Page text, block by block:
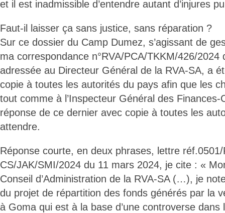
et il est inadmissible d’entendre autant d’injures
Faut-il laisser ça sans justice, sans réparation ?
Sur ce dossier du Camp Dumez, s’agissant de
ma correspondance n°RVA/PCA/TKKM/426/
adressée au Directeur Général de la RVA-SA, a
copie à toutes les autorités du pays afin que les
tout comme à l’Inspecteur Général des
réponse de ce dernier avec copie à toutes les
attendre.
Réponse courte, en deux phrases, lettre
CS/JAK/SMI/2024 du 11 mars 2024, je cite : «
Conseil d’Administration de la RVA-SA (…), je
du projet de répartition des fonds générés par la
à Goma qui est à la base d’une controverse dans